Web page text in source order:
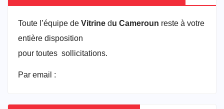
Toute l’équipe de Vitrine du Cameroun reste à votre
entière disposition
pour toutes sollicitations.
Par email :